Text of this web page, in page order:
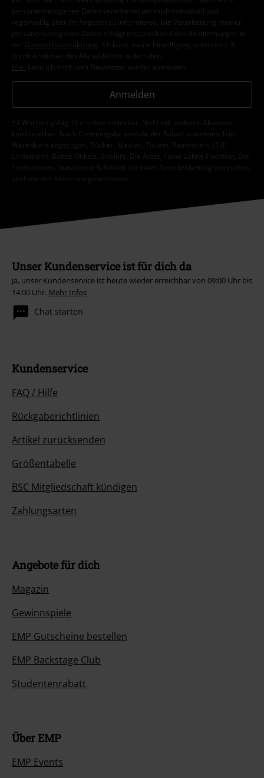
personenbezogenen Daten verarbeitet um mich individuell und
regelmäßig über ihr Angebot zu informieren. Die Verarbeitung meiner
personenbezogenen Daten erfolgt entsprechend den Bestimmungen in
der
Datenschutzerklärung
. Ich kann meine Einwilligung jederzeit z. B.
durch Anklicken des Abmeldelinks widerrufen.
Hier kann ich mich vom Newsletter wieder abmelden.
Anmelden
*4 Wochen gültig. Nur online einlösbar. Nicht mit anderen Aktionen
kombinierbar. Nach Codeeingabe wird dir der Rabatt automatisch im
Warenkorb abgezogen. Bücher, Medien, Tickets, Rammstein, (Till)
Lindemann, Böhse Onkelz, Broilers, Die Ärzte, Feine Sahne Fischfilet, Die
Toten Hosen, Gutscheine & Artikel, die einen Spendenbeitrag beinhalten,
sind von der Aktion ausgeschlossen.
Unser Kundenservice ist für dich da
Ja, unser Kundenservice ist heute wieder erreichbar von 09:00 Uhr bis
14:00 Uhr. Mehr Infos
Chat starten
Kundenservice
FAQ / Hilfe
Rückgaberichtlinien
Artikel zurücksenden
Größentabelle
BSC Mitgliedschaft kündigen
Zahlungsarten
Angebote für dich
Magazin
Gewinnspiele
EMP Gutscheine bestellen
EMP Backstage Club
Studentenrabatt
Über EMP
EMP Events